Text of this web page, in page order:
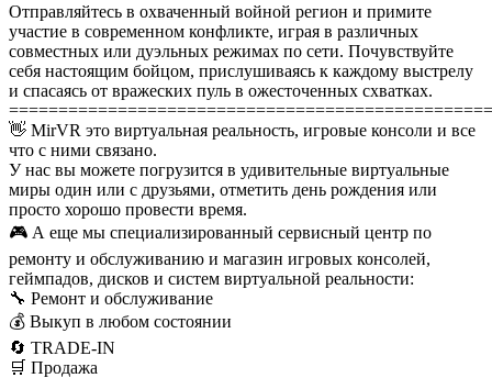
Отправляйтесь в охваченный войной регион и примите
участие в современном конфликте, играя в различных
совместных или дуэльных режимах по сети. Почувствуйте
себя настоящим бойцом, прислушиваясь к каждому выстрелу
и спасаясь от вражеских пуль в ожесточенных схватках.
👋 MirVR это виртуальная реальность, игровые консоли и все
что с ними связано.
У нас вы можете погрузится в удивительные виртуальные
миры один или с друзьями, отметить день рождения или
просто хорошо провести время.
🎮 А еще мы специализированный сервисный центр по
ремонту и обслуживанию и магазин игровых консолей,
геймпадов, дисков и систем виртуальной реальности:
🔧 Ремонт и обслуживание
💰 Выкуп в любом состоянии
🔄 TRADE-IN
🛒 Продажа